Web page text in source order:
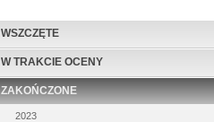
WSZCZĘTE
W TRAKCIE OCENY
ZAKOŃCZONE
2023